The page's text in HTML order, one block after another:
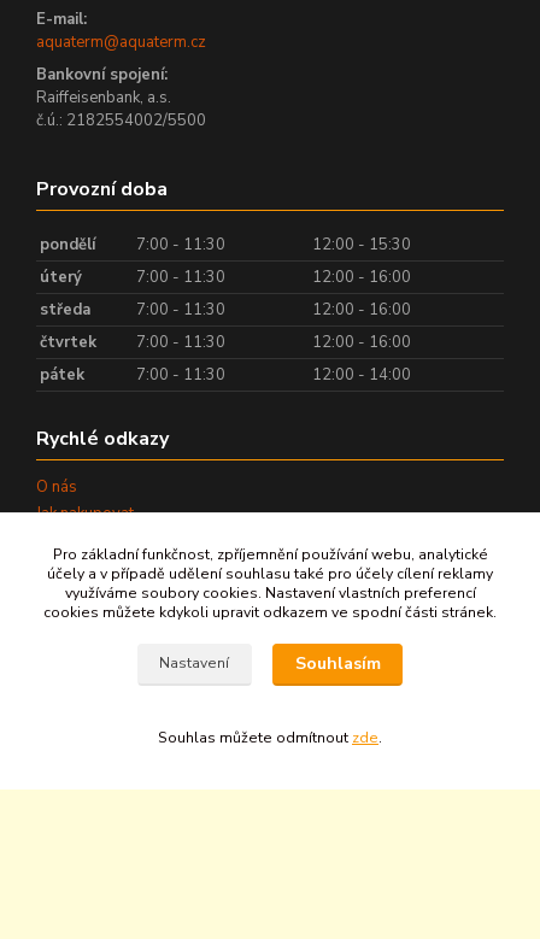
E-mail:
aquaterm@aquaterm.cz
Bankovní spojení:
Raiffeisenbank, a.s.
č.ú.: 2182554002/5500
Provozní doba
pondělí 7:00 - 11:30
12:00 - 15:30
úterý
7:00 - 11:30
12:00 - 16:00
středa
7:00 - 11:30
12:00 - 16:00
čtvrtek
7:00 - 11:30
12:00 - 16:00
pátek
7:00 - 11:30 12:00 - 14:00
Rychlé odkazy
O nás
Jak nakupovat
Informace
Kariéra
www.aquaterm.cz
www.upravyvody.eu
Pro základní funkčnost, zpříjemnění používání webu, analytické
účely a v případě udělení souhlasu také pro účely cílení reklamy
využíváme soubory cookies. Nastavení vlastních preferencí
cookies můžete kdykoli upravit odkazem ve spodní části stránek.
Nastavení Souhlasím
Souhlas můžete odmítnout zde.